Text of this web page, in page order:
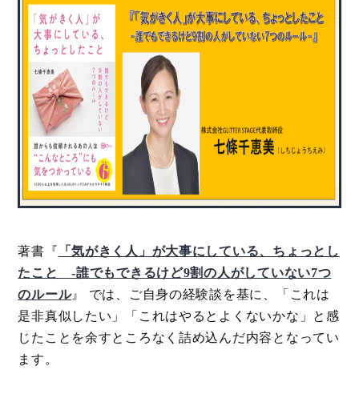
著書『 「気がきく人」が大事にしている、ちょっとし
たこと -誰でもできるけど9割の人がしていない7つ
のルール』 では、ご自身の経験談を基に、「これは
是非真似したい」「これはやるとよくないかな」と感
じたことを余すところなく詰め込んだ内容となってい
ます。